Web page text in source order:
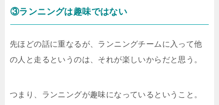
③ランニングは趣味ではない
先ほどの話に重なるが、ランニングチームに入って他
の人と走るというのは、それが楽しいからだと思う。
つまり、ランニングが趣味になっているということ。